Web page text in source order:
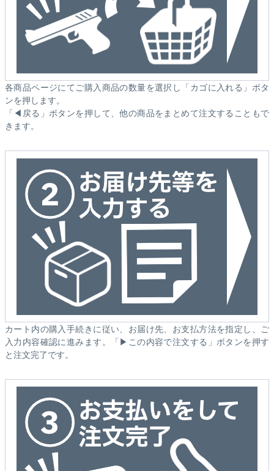
各商品ページにてご購入商品の数量を選択し「カゴに入れる」ボタ
ンを押します。
「◀戻る」ボタンを押して、他の商品をまとめて注文することもで
きます。
カート内の購入手続きに従い、お届け先、お支払方法を指定し、ご
入力内容確認に進みます。「▶この内容で注文する」ボタンを押す
と注文完了です。